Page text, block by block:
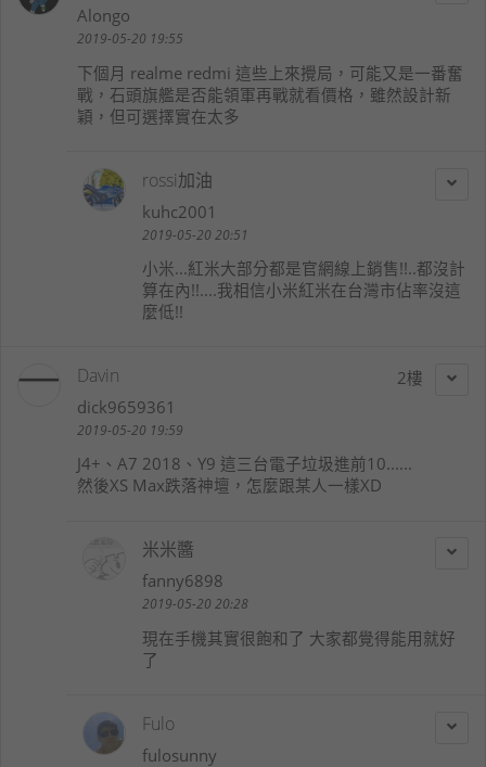
Alongo
2019-05-20 19:55
下個月 realme redmi 這些上來攪局，可能又是一番奮
戰，石頭旗艦是否能領軍再戰就看價格，雖然設計新
穎，但可選擇實在太多
rossi加油
kuhc2001
2019-05-20 20:51
小米...紅米大部分都是官網線上銷售!!..都沒計
算在內!!....我相信小米紅米在台灣市佔率沒這
麼低!!
2
Davin
dick9659361
2019-05-20 19:59
J4+、A7 2018、Y9 這三台電子垃圾進前10......
然後XS Max跌落神壇，怎麼跟某人一樣XD
米米醬
fanny6898
2019-05-20 20:28
現在手機其實很飽和了 大家都覺得能用就好
了
Fulo
fulosunny